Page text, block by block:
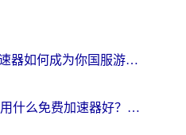
在澳洲，BanG加速器如何成为你国服游戏的“时光机”？
玩崩坏学园2海外用什么免费加速器好？2026海外党亲测国服游戏加速指南